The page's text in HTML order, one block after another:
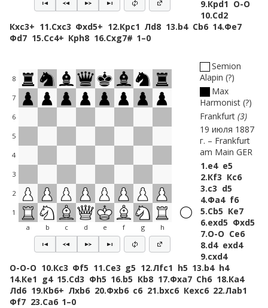
9.Крd1 O-O
10.Сd2
Кxc3+ 11.Сxc3 Фxd5+ 12.Крc1 Лd8 13.b4 Сb6 14.Фe7
Фd7 15.Сc4+ Крh8 16.Сxg7# 1–0
8
7
6
5
4
3
2
1
a
b c d e f g h
Semion
Alapin ?
Max
Harmonist ?
Frankfurt 3
19 июля 1887
г.
Frankfurt
am Main GER
1.e4 e5
2.Кf3 Кc6
3.c3 d5
4.Фa4 f6
5.Сb5 Кe7
6.exd5 Фxd5
7.O-O Сe6
8.d4 exd4
9.cxd4
O-O-O 10.Кc3 Фf5 11.Сe3 g5 12.Лfc1 h5 13.b4 h4
14.Кe1 g4 15.Сd3 Фh5 16.b5 Кb8 17.Фxa7 Сh6 18.Кa4
Лd6 19.Кb6+ Лxb6 20.Фxb6 c6 21.bxc6 Кexc6 22.Лab1
Фf7 23.Сa6 1–0